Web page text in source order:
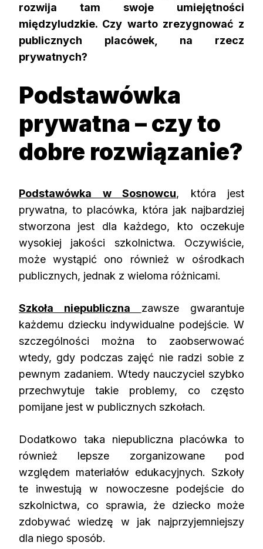
rozwija tam swoje umiejętności
międzyludzkie. Czy warto zrezygnować z
publicznych placówek, na rzecz
prywatnych?
Podstawówka
prywatna – czy to
dobre rozwiązanie?
Podstawówka w Sosnowcu, która jest
prywatna, to placówka, która jak najbardziej
stworzona jest dla każdego, kto oczekuje
wysokiej jakości szkolnictwa. Oczywiście,
może wystąpić ono również w ośrodkach
publicznych, jednak z wieloma różnicami.
Szkoła niepubliczna zawsze gwarantuje
każdemu dziecku indywidualne podejście. W
szczególności można to zaobserwować
wtedy, gdy podczas zajęć nie radzi sobie z
pewnym zadaniem. Wtedy nauczyciel szybko
przechwytuje takie problemy, co często
pomijane jest w publicznych szkołach.
Dodatkowo taka niepubliczna placówka to
również lepsze zorganizowane pod
względem materiałów edukacyjnych. Szkoły
te inwestują w nowoczesne podejście do
szkolnictwa, co sprawia, że dziecko może
zdobywać wiedzę w jak najprzyjemniejszy
dla niego sposób.